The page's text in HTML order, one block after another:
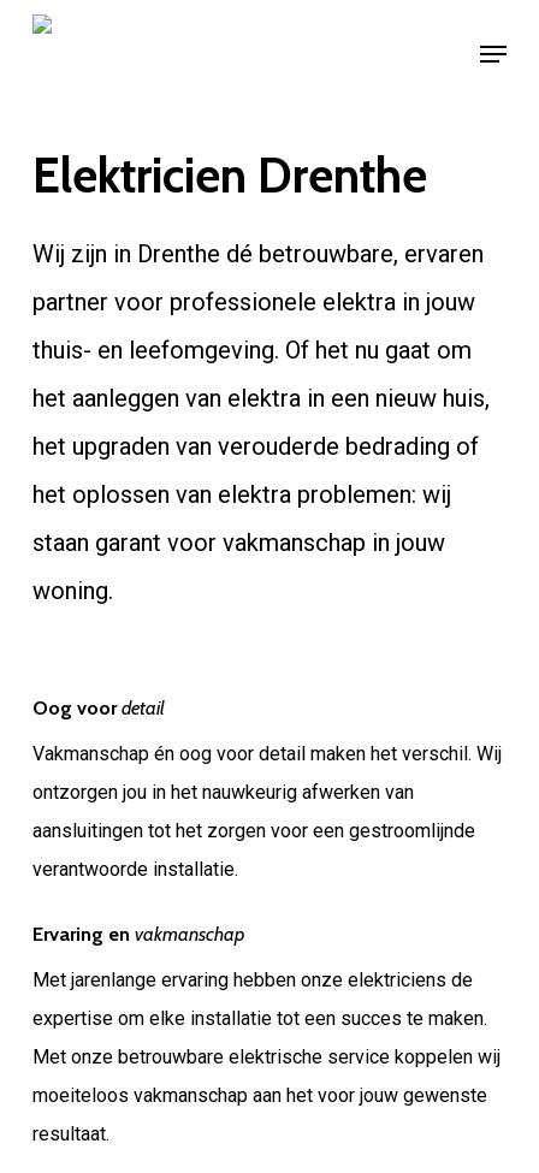
Skip
Menu
Elektricien Drenthe
Wij zijn in Drenthe dé betrouwbare, ervaren
partner voor professionele elektra in jouw
thuis- en leefomgeving. Of het nu gaat om
het aanleggen van elektra in een nieuw huis,
het upgraden van verouderde bedrading of
het oplossen van elektra problemen: wij
staan garant voor vakmanschap in jouw
woning.
Oog voordetail
Vakmanschap én oog voor detail maken het verschil. Wij
ontzorgen jou in het nauwkeurig afwerken van
aansluitingen tot het zorgen voor een gestroomlijnde
verantwoorde installatie.
Ervaring en vakmanschap
Met jarenlange ervaring hebben onze elektriciens de
expertise om elke installatie tot een succes te maken.
Met onze betrouwbare elektrische service koppelen wij
moeiteloos vakmanschap aan het voor jouw gewenste
resultaat.